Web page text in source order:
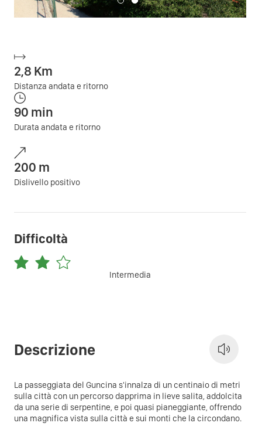
2,8 Km
Distanza andata e ritorno
90 min
Durata andata e ritorno
200 m
Dislivello positivo
Difficoltà
Intermedia
Descrizione
La passeggiata del Guncina s'innalza di un centinaio di metri
sulla città con un percorso dapprima in lieve salita, addolcita
da una serie di serpentine, e poi quasi pianeggiante, offrendo
una magnifica vista sulla città e sui monti che la circondano.